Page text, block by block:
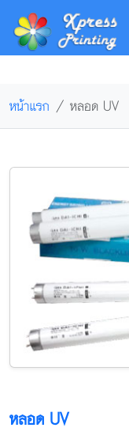
หน้าแรก หลอด UV
หลอด UV